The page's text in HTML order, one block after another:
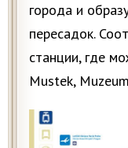
города и
пересадок.
станции, где
Mustek,